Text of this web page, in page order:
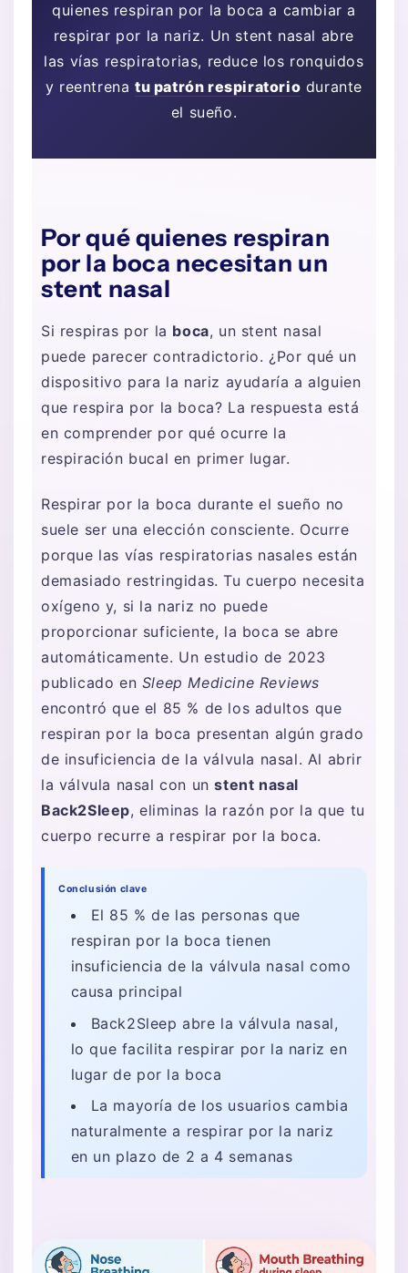
quienes respiran por la boca a cambiar a
respirar por la nariz. Un stent nasal abre
las vías respiratorias, reduce los ronquidos
y reentrenatu patrón respiratorio durante
el sueño.
Por qué quienes respiran
por la boca necesitan un
stent nasal
Si respiras por la boca, un stent nasal
puede parecer contradictorio. ¿Por qué un
dispositivo para la nariz ayudaría a alguien
que respira por la boca? La respuesta está
en comprender por qué ocurre la
respiración bucal en primer lugar.
Respirar por la boca durante el sueño no
suele ser una elección consciente. Ocurre
porque las vías respiratorias nasales están
demasiado restringidas. Tu cuerpo necesita
oxígeno y, si la nariz no puede
proporcionar suficiente, la boca se abre
automáticamente. Un estudio de 2023
publicado en Sleep Medicine Reviews
encontró que el 85 % de los adultos que
respiran por la boca presentan algún grado
de insuficiencia de la válvula nasal. Al abrir
la válvula nasal con unstent nasal
Back2Sleep, eliminas la razón por la que tu
cuerpo recurre a respirar por la boca.
Conclusión clave
El 85 % de las personas que
respiran por la boca tienen
insuficiencia de la válvula nasal como
causa principal
Back2Sleep abre la válvula nasal,
lo que facilita respirar por la nariz en
lugar de por la boca
La mayoría de los usuarios cambia
naturalmente a respirar por la nariz
en un plazo de 2 a 4 semanas